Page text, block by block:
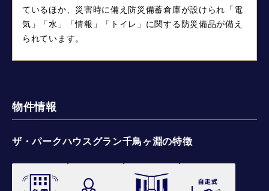
ているほか、災害時に備え防災備蓄倉庫が設けられ「電
気」「水」「情報」「トイレ」に関する防災備品が備え
られています。
物件情報
ザ・パークハウスグラン千鳥ヶ淵の特徴